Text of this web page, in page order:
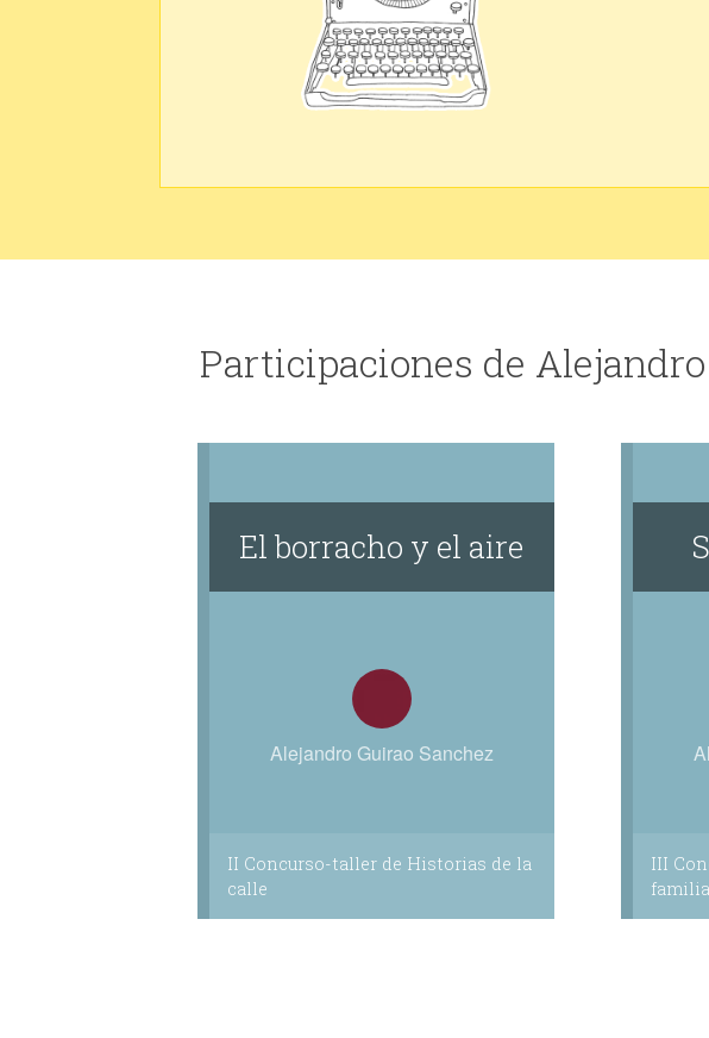
Participaciones de
El borracho y el aire
Alejandro Guirao Sanchez
II Concurso-taller de Historias de la
calle
III
familia